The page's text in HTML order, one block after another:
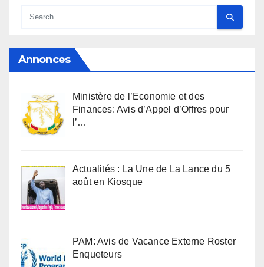
Annonces
Ministère de l’Economie et des
Finances: Avis d’Appel d’Offres pour
l’…
Actualités : La Une de La Lance du 5
août en Kiosque
PAM: Avis de Vacance Externe Roster
Enqueteurs